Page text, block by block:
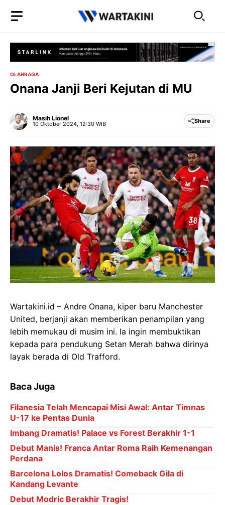
OLAHRAGA
Onana Janji Beri Kejutan di MU
Masih Lionel
10 Oktober 2024, 12:30 WIB Share
Wartakini.id – Andre Onana, kiper baru Manchester
United, berjanji akan memberikan penampilan yang
lebih memukau di musim ini. Ia ingin membuktikan
kepada para pendukung Setan Merah bahwa dirinya
layak berada di Old Trafford.
Baca Juga
Filanesia Telah Mencapai Misi Awal: Antar Timnas
U-17 ke Pentas Dunia
Imbang Dramatis! Palace vs Forest Berakhir 1-1
Debut Manis! Franca Antar Roma Raih Kemenangan
Perdana
Barcelona Lolos Dramatis! Comeback Gila di
Kandang Levante
Debut Modric Berakhir Tragis!